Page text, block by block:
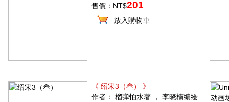
售價：NT$201
放入購物車
《 绍宋3（叁） 》
作者： 榴弹怕水著 ， 李晓楠编绘